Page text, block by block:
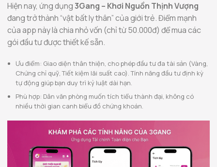
Hiện nay, ứng dụng3Gang – Khơi Nguồn Thịnh Vượng
đang trở thành “vật bất ly thân” của giới trẻ. Điểm mạnh
của app này là chia nhỏ vốn (chỉ từ 50.000đ) để mua các
gói đầu tư được thiết kế sẵn.
Ưu điểm: Giao diện thân thiện, cho phép đầu tư đa tài sản (Vàng,
Chứng chỉ quỹ, Tiết kiệm lãi suất cao). Tính năng đầu tư định kỳ
tự động giúp bạn duy trì kỷ luật dài hạn.
Phù hợp: Dân văn phòng muốn tích tiểu thành đại, không có
nhiều thời gian canh biểu đồ chứng khoán.